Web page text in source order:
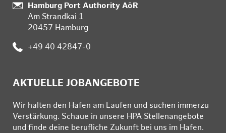
Standort:
Hamburg Port Authority AöR
Am Strandkai 1
20457 Hamburg
Telefon:
+49 40 42847-0
AKTUELLE JOBANGEBOTE
Wir hal­ten den Ha­fen am Lau­fen und su­chen im­mer­zu
Ver­stär­kung. Schau­e in un­se­re HPA Stel­len­an­ge­bo­te
und fin­de deine be­ruf­li­che Zu­kunft bei uns im Ha­fen.